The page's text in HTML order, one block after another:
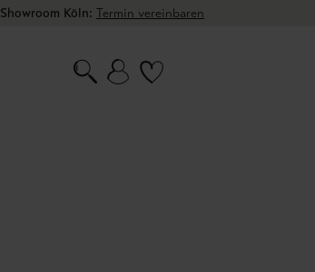
Showroom Köln: Termin vereinbaren